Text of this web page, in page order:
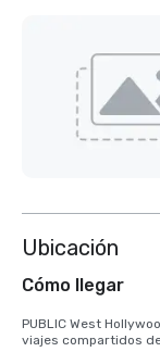
Ubicación
Cómo llegar
PUBLIC West
viajes compartidos